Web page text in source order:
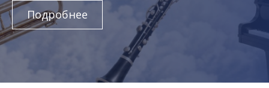
Подробнее